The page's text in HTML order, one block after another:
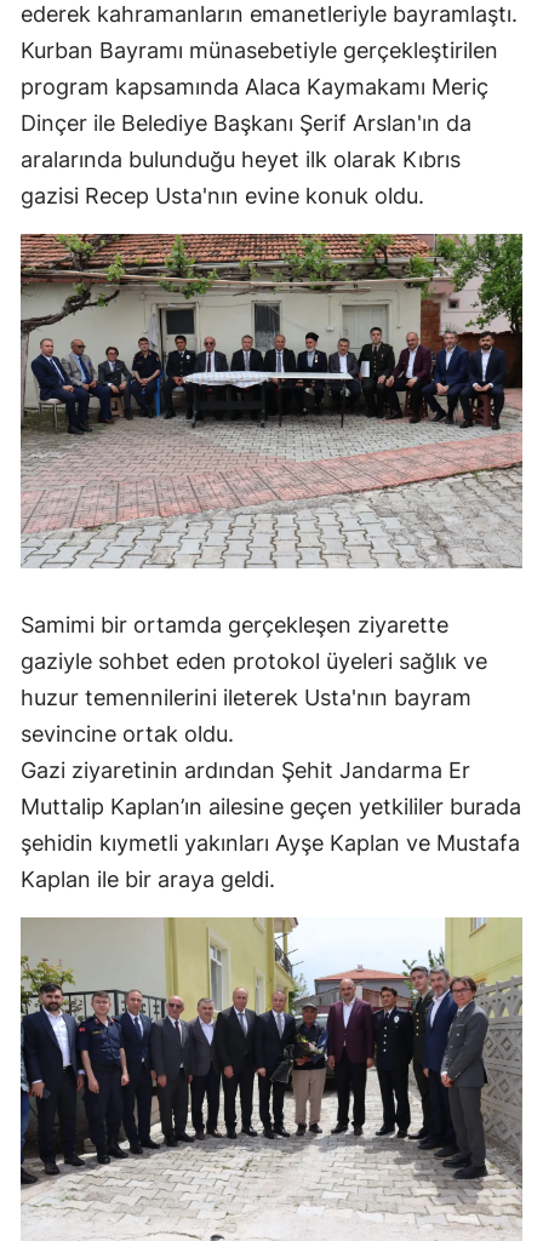
Giresun
Gümüşhane
Hakkari
Hatay
Isparta
Mersin
İstanbul
İzmir
Kars
Kastamonu
Kayseri
Kırklareli
Kırşehir
Kocaeli
Konya
Kütahya
Malatya
Manisa
Mardin
Muğla
Muş
Nevşehir
Niğde
Ordu
ederek kahramanların emanetleriyle bayramlaştı.
Kurban Bayramı münasebetiyle gerçekleştirilen
program kapsamında Alaca Kaymakamı Meriç
Dinçer ile Belediye Başkanı Şerif Arslan'ın da
aralarında bulunduğu heyet ilk olarak Kıbrıs
gazisi Recep Usta'nın evine konuk oldu.
Samimi bir ortamda gerçekleşen ziyarette
gaziyle sohbet eden protokol üyeleri sağlık ve
huzur temennilerini ileterek Usta'nın bayram
sevincine ortak oldu.
Gazi ziyaretinin ardından Şehit Jandarma Er
Muttalip Kaplan’ın ailesine geçen yetkililer burada
şehidin kıymetli yakınları Ayşe Kaplan ve Mustafa
Kaplan ile bir araya geldi.